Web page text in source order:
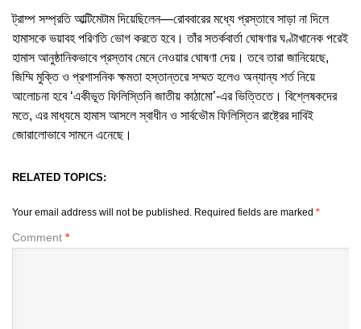
ট্রাম্প সম্প্রতি আল্টিমেটাম দিয়েছিলেন—রোববারের মধ্যে প্রস্তাবে সাড়া না দিলে
হামাসকে ভয়াবহ পরিণতি ভোগ করতে হবে। তাঁর সতর্কবার্তা ঘোষণার ঘণ্টাখানেক পরেই
হামাস আনুষ্ঠানিকভাবে প্রস্তাব মেনে নেওয়ার ঘোষণা দেয়। তবে তারা জানিয়েছে,
জিম্মি মুক্তি ও প্রশাসনিক ক্ষমতা হস্তান্তরে সম্মত হলেও অন্যান্য শর্ত নিয়ে
আলোচনা হবে ‘একীভূত ফিলিস্তিনি জাতীয় কাঠামো’-এর ভিত্তিতে। বিশ্লেষকদের
মতে, এর মাধ্যমে হামাস আসলে স্বাধীন ও সার্বভৌম ফিলিস্তিন রাষ্ট্রের দাবিই
জোরালোভাবে সামনে এনেছে।
RELATED TOPICS:
Your email address will not be published. Required fields are marked *
Comment *